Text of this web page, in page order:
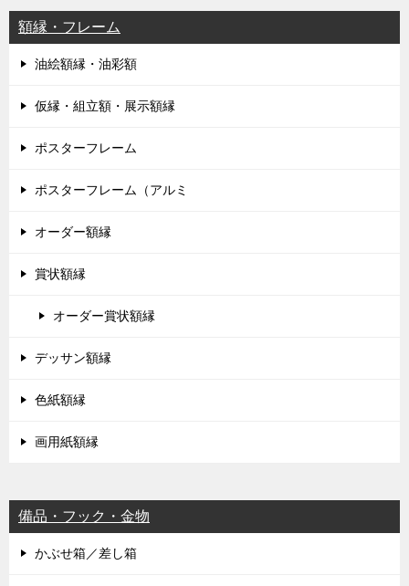
額縁・フレーム
油絵額縁・油彩額
仮縁・組立額・展示額縁
ポスターフレーム
ポスターフレーム（アルミ
オーダー額縁
賞状額縁
オーダー賞状額縁
デッサン額縁
色紙額縁
画用紙額縁
備品・フック・金物
かぶせ箱／差し箱